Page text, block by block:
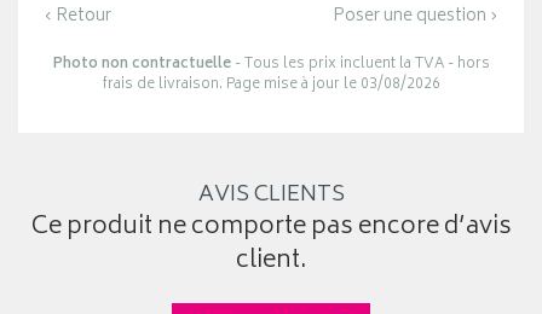
‹ Retour Poser une question ›
Photo non contractuelle- Tous les prix incluent la TVA - hors
frais de livraison. Page mise à jour le 03/08/2026
AVIS CLIENTS
Ce produit ne comporte pas encore d’avis
client.